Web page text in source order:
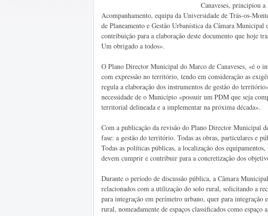
Canaveses, principiou a
Acompanhamento, equipa da Universidade de Trás-os-
de Planeamento e Gestão Urbanística da Câmara Municipal
contribuição para a elaboração deste documento que hoje
Um obrigado a todos».
O Plano Director Municipal do Marco de Canaveses, «é o
com expressão no território, tendo em consideração as
regula a elaboração dos instrumentos de gestão do
necessidade de o Município «possuir um PDM que seja
territorial delineada e a implementar na próxima década».
Com a publicação da revisão do Plano Director Municipal
fase: a gestão do território. Todas as obras, particulares e
Todas as políticas públicas, a localização dos
devem cumprir e contribuir para a concretização dos
Durante o período de discussão pública, a Câmara
relacionados com a utilização do solo rural, solicitando a
para integração em perímetro urbano, quer para integração
rural, nomeadamente de espaços classificados como espaço